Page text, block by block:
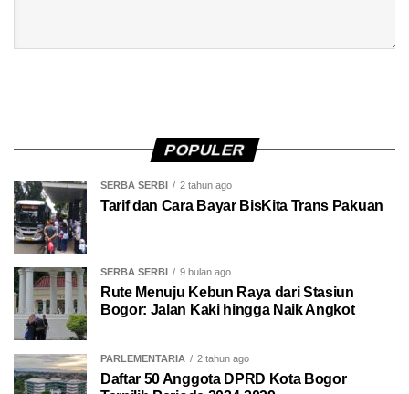
POPULER
SERBA SERBI 2 tahun ago
Tarif dan Cara Bayar BisKita Trans Pakuan
SERBA SERBI 9 bulan ago
Rute Menuju Kebun Raya dari Stasiun
Bogor: Jalan Kaki hingga Naik Angkot
PARLEMENTARIA 2 tahun ago
Daftar 50 Anggota DPRD Kota Bogor